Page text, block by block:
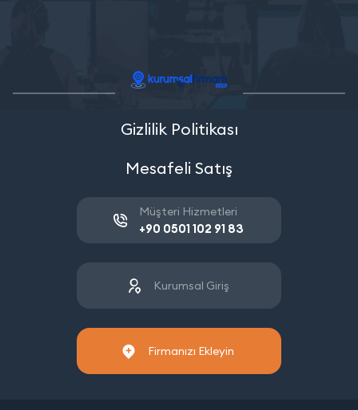
Gizlilik Politikası
Mesafeli Satış
Müşteri Hizmetleri
+90 0501 102 91 83
Kurumsal Giriş
Firmanızı Ekleyin